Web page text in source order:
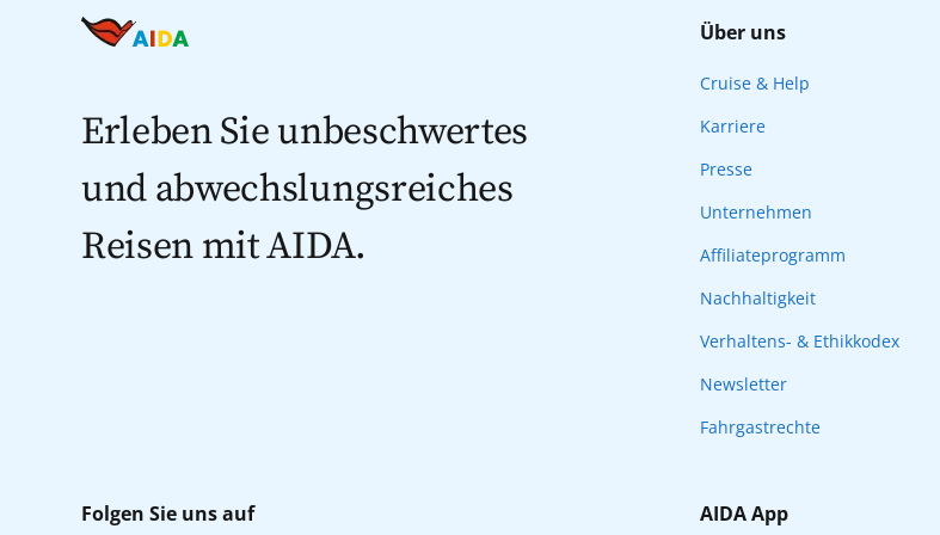
Erleben Sie unbeschwertes
und abwechslungsreiches
Reisen mit AIDA.
Folgen Sie uns auf
Über uns
Cruise & Help
Karriere
Presse
Unternehmen
Affiliateprogramm
Nachhaltigkeit
Verhaltens- & Ethikkodex
Newsletter
Fahrgastrechte
AIDA App